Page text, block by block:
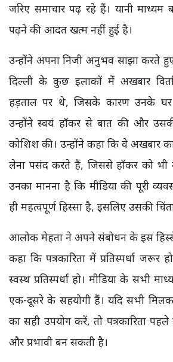
जरिए समाचार पढ़ रहे हैं। यानी
पढ़ने की आदत खत्म नहीं हुई है।
उन्होंने अपना निजी अनुभव साझा करते
दिल्ली के कुछ इलाकों में अखबार
हड़ताल पर थे, जिसके कारण उनके घर
उन्होंने स्वयं हॉकर से बात की और
कोशिश की। उन्होंने कहा कि वे अखबार
लेना पसंद करते हैं, जिससे हॉकर को
उनका मानना है कि मीडिया की पूरी
ही महत्वपूर्ण हिस्सा है, इसलिए उसकी
आलोक मेहता ने अपने संबोधन के इस
कहा कि पत्रकारिता में प्रतिस्पर्धा जरूर
स्वस्थ प्रतिस्पर्धा हो। मीडिया के सभी
एक-दूसरे के सहयोगी हैं। यदि सभी
का सही उपयोग करें, तो पत्रकारिता
और प्रभावी बन सकती है।